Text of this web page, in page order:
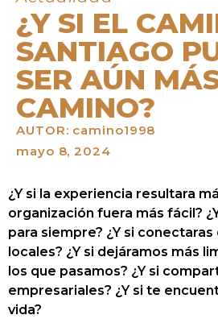
¿Y SI EL
SANTIAGO
SER AÚN
CAMINO?
AUTOR: camino1998
mayo 8, 2024
¿Y si la experiencia resultara
organización fuera más fácil?
para siempre? ¿Y si
locales? ¿Y si dejáramos más
los que pasamos? ¿Y si
empresariales? ¿Y si te
vida?